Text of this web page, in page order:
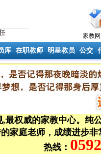
家教
库 在职教师 明星教员 公交
权威的家教中心。 纯
家庭老师，成绩进步
热线：